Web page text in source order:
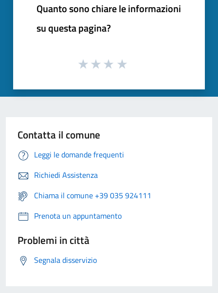
Quanto sono chiare le informazioni
su questa pagina?
Contatta il comune
Leggi le domande frequenti
Richiedi Assistenza
Chiama il comune +39 035 924111
Prenota un appuntamento
Problemi in città
Segnala disservizio